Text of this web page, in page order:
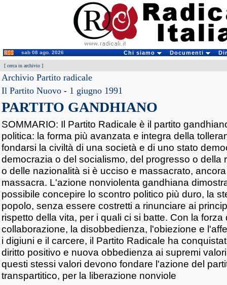
sab 08 ago. 2026 Chi siamo Documenti
[ cerca in archivio ]
Archivio Partito radicale
Il Partito Nuovo - 1 giugno 1991
PARTITO GANDHIANO
SOMMARIO: Il Partito Radicale è il partito
politica: la forma più avanzata e integra della
fondarsi la civiltà di una società e di uno stato
democrazia o del socialismo, del progresso o della
o delle nazionalità si è ucciso e massacrato,
massacra. L'azione nonviolenta gandhiana
possibile concepire lo scontro politico più duro, la
popolo, senza essere costretti a rinunciare ai
rispetto della vita, per i quali ci si batte. Con la
collaborazione, la disobbedienza, l'obiezione e
i digiuni e il carcere, il Partito Radicale ha
diritto positivo e nuova obbedienza ai supremi
questi stessi valori devono fondare l'azione del
transpartitico, per la liberazione nonviole